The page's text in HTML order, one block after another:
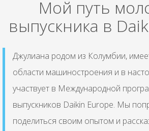
Мой путь
выпускника в
Джулиана родом из Колумбии,
области машиностроения и в
участвует в Международной
выпускников Daikin Europe. Мы
поделиться своим опытом и